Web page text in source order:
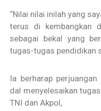
“Nilai nilai inilah yang
terus di kembangkan
sebagai bekal yang
tugas-tugas pendidikan
Ia berharap
dal menyelesaikan
TNI dan Akpol,